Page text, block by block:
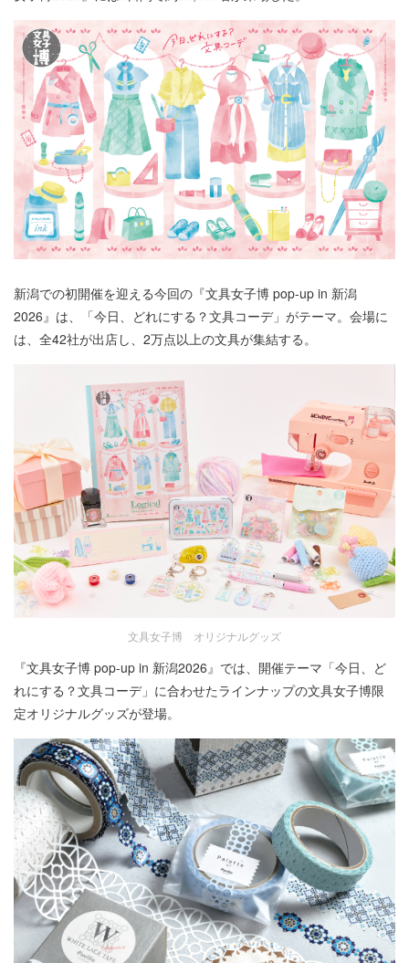
新潟での初開催を迎える今回の『文具女子博 pop-up in 新潟
2026』は、「今日、どれにする？文具コーデ」がテーマ。会場に
は、全42社が出店し、2万点以上の文具が集結する。
文具女子博 オリジナルグッズ
『文具女子博 pop-up in 新潟2026』では、開催テーマ「今日、ど
れにする？文具コーデ」に合わせたラインナップの文具女子博限
定オリジナルグッズが登場。